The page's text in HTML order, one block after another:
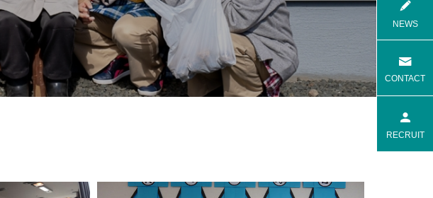
等共同住宅 みんとの里
8月花火
高齢者等共同住宅 みんとの里
8月焼肉
高齢者等共
NEWS
CONTACT
RECRUIT